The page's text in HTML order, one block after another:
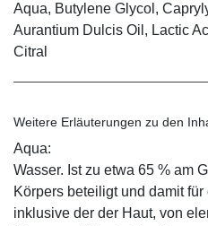
Aqua, Butylene Glycol,
Aurantium Dulcis Oil, Lactic
Citral
Weitere Erläuterungen zu den
Aqua:
Wasser. Ist zu etwa 65 % am
Körpers beteiligt und damit
inklusive der der Haut, von